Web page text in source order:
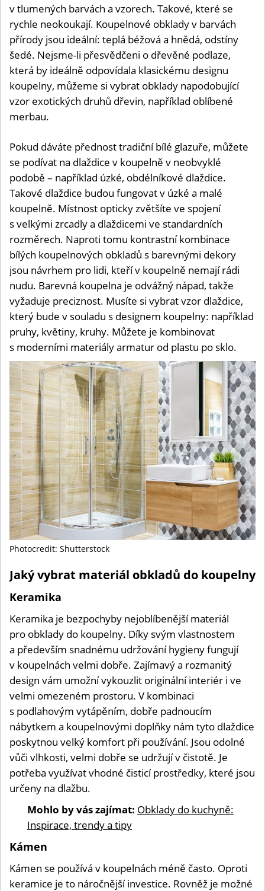
v tlumených barvách a vzorech. Takové, které se
rychle neokoukají. Koupelnové obklady v barvách
přírody jsou ideální: teplá béžová a hnědá, odstíny
šedé. Nejsme-li přesvědčeni o dřevěné podlaze,
která by ideálně odpovídala klasickému designu
koupelny, můžeme si vybrat obklady napodobující
vzor exotických druhů dřevin, například oblíbené
merbau.
Pokud dáváte přednost tradiční bílé glazuře, můžete
se podívat na dlaždice v koupelně v neobvyklé
podobě – například úzké, obdélníkové dlaždice.
Takové dlaždice budou fungovat v úzké a malé
koupelně. Místnost opticky zvětšíte ve spojení
s velkými zrcadly a dlaždicemi ve standardních
rozměrech. Naproti tomu kontrastní kombinace
bílých koupelnových obkladů s barevnými dekory
jsou návrhem pro lidi, kteří v koupelně nemají rádi
nudu. Barevná koupelna je odvážný nápad, takže
vyžaduje preciznost. Musíte si vybrat vzor dlaždice,
který bude v souladu s designem koupelny: například
pruhy, květiny, kruhy. Můžete je kombinovat
s moderními materiály armatur od plastu po sklo.
Photocredit: Shutterstock
Jaký vybrat materiál obkladů do koupelny
Keramika
Keramika je bezpochyby nejoblíbenější materiál
pro obklady do koupelny. Díky svým vlastnostem
a především snadnému udržování hygieny fungují
v koupelnách velmi dobře. Zajímavý a rozmanitý
design vám umožní vykouzlit originální interiér i ve
velmi omezeném prostoru. V kombinaci
s podlahovým vytápěním, dobře padnoucím
nábytkem a koupelnovými doplňky nám tyto dlaždice
poskytnou velký komfort při používání. Jsou odolné
vůči vlhkosti, velmi dobře se udržují v čistotě. Je
potřeba využívat vhodné čisticí prostředky, které jsou
určeny na dlažbu.
Mohlo by vás zajímat: Obklady do kuchyně:
Inspirace, trendy a tipy
Kámen
Kámen se používá v koupelnách méně často. Oproti
keramice je to náročnější investice. Rovněž je možné